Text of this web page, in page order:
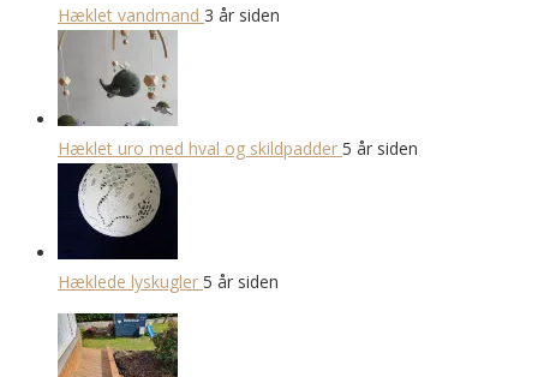
Hæklet vandmand 3 år siden
Hæklet uro med hval og skildpadder 5 år siden
Hæklede lyskugler 5 år siden